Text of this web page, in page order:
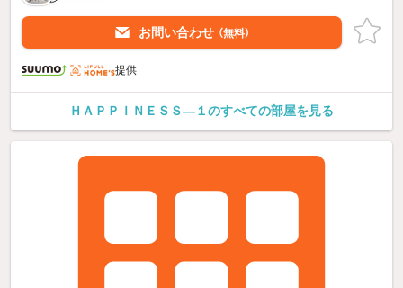
お問い合わせ （無料）
提供
ＨＡＰＰＩＮＥＳＳ—１のすべての部屋を見る